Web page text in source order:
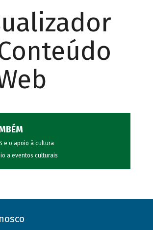
e o apoio à cultura
a eventos culturais